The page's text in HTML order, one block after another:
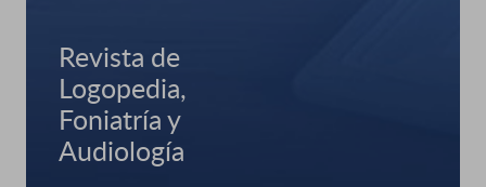
Revista de
Logopedia,
Foniatría y
Audiología